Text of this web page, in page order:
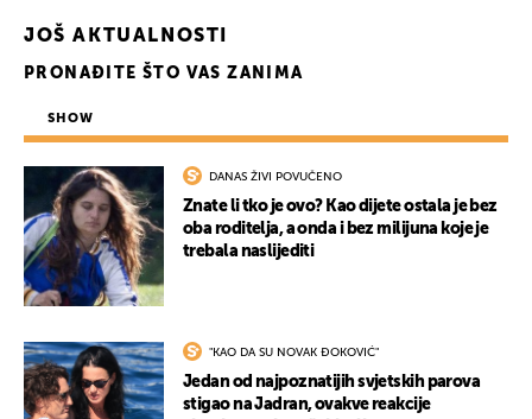
JOŠ AKTUALNOSTI
PRONAĐITE ŠTO VAS ZANIMA
SHOW
DANAS ŽIVI POVUČENO
Znate li tko je ovo? Kao dijete ostala je bez
oba roditelja, a onda i bez milijuna koje je
trebala naslijediti
"KAO DA SU NOVAK ĐOKOVIĆ"
Jedan od najpoznatijih svjetskih parova
stigao na Jadran, ovakve reakcije
UKLJUČITE NOTIFIKACIJE